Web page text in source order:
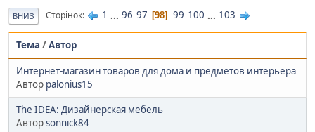
ВНИЗ Сторінок 1 ... 96 97 98 99 100 ... 103
Тема /Автор
Интернет-магазин товаров для дома и предметов интерьера
Автор palonius15
The IDEA: Дизайнерская мебель
Авторsonnick84